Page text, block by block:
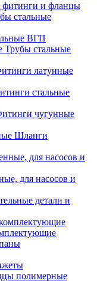
и фланцы
стальные
ВГП
Трубы стальные
латунные
стальные
чугунные
Шланги
для насосов и
детали и